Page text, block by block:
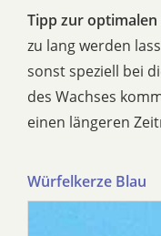
Tipp zur
zu lang werden
sonst speziell bei
des Wachses
einen längeren
Würfelkerze Blau